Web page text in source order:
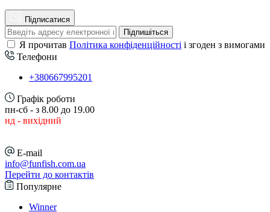
Підписатися
Підпишіться
Я прочитав Політика конфіденційності і згоден з вимогами
Телефони
+380667995201
Графік роботи
пн-сб - з 8.00 до 19.00
нд - вихідний
E-mail
info@funfish.com.ua
Перейти до контактів
Популярне
Winner